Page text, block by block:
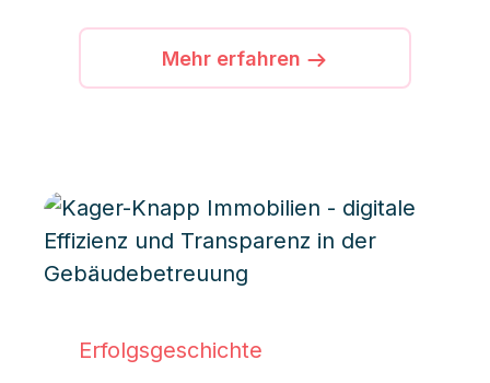
Teamzusammenarbeit
gesteigert.
Mehr erfahren
Erfolgsgeschichte